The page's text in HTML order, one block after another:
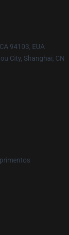
94103, EUA
City, Shanghai, CN